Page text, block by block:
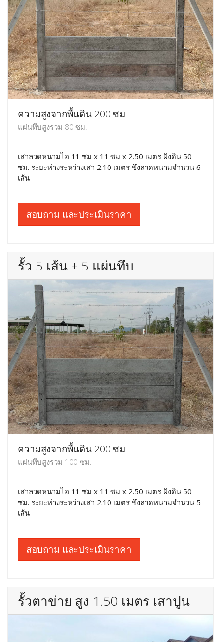
ความสูงจากพื้นดิน 200 ซม.
แผ่นทึบสูงรวม 80 ซม.
เสาลวดหนามไอ 11 ซม x 11 ซม x 2.50 เมตร ฝังดิน 50
ซม. ระยะห่างระหว่างเสา 2.10 เมตร ขึงลวดหนามจำนวน 6
เส้น
สอบถาม และประเมินราคา
รั้ว 5 เส้น + 5 แผ่นทึบ
ความสูงจากพื้นดิน 200 ซม.
แผ่นทึบสูงรวม 100 ซม.
เสาลวดหนามไอ 11 ซม x 11 ซม x 2.50 เมตร ฝังดิน 50
ซม. ระยะห่างระหว่างเสา 2.10 เมตร ขึงลวดหนามจำนวน 5
เส้น
สอบถาม และประเมินราคา
รั้วตาข่าย สูง 1.50 เมตร เสาปูน